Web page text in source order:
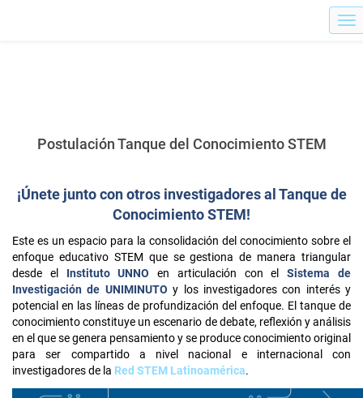
Postulación Tanque del Conocimiento STEM
¡Únete junto con otros investigadores al Tanque de
Conocimiento STEM!
Este es un espacio para la consolidación del conocimiento sobre el
enfoque educativo STEM que se gestiona de manera triangular
desde el Instituto UNNO en articulación con elSistema de
Investigación de UNIMINUTO y los investigadores con interés y
potencial en las líneas de profundización del enfoque.​ El tanque de
conocimiento constituye un escenario de debate, reflexión y análisis
en el que se genera pensamiento y se produce conocimiento original
para ser compartido a nivel nacional e internacional con
investigadores de la Red STEM Latinoamérica.